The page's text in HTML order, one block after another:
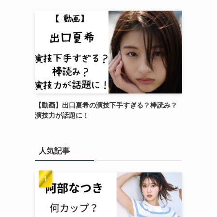
【動画】出口夏希の演技下手すぎる？棒読み？
演技力が話題に！
人気記事